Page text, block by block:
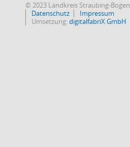
© 2023 Landkreis Straubing-Bogen
Datenschutz
Impressum
Umsetzung:digitalfabriX GmbH